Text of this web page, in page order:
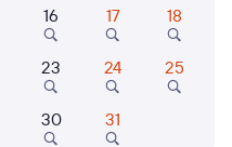
дату
16 17 18
23 24 25
30 31